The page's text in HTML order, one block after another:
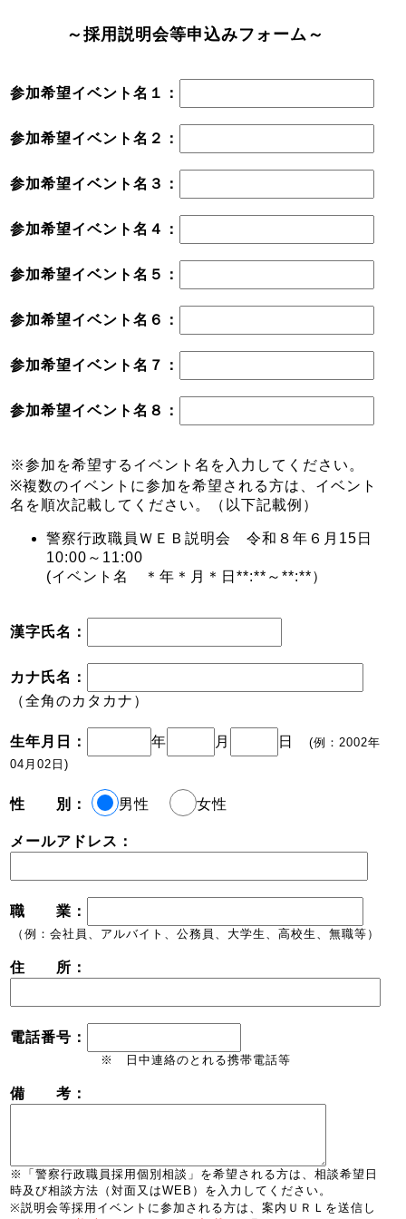
～採用説明会等申込みフォーム～
参加希望イベント名１：
参加希望イベント名２：
参加希望イベント名３：
参加希望イベント名４：
参加希望イベント名５：
参加希望イベント名６：
参加希望イベント名７：
参加希望イベント名８：
※参加を希望するイベント名を入力してください。
※複数のイベントに参加を希望される方は、イベント
名を順次記載してください。（以下記載例）
警察行政職員ＷＥＢ説明会 令和８年６月15日
10:00～11:00
(イベント名 ＊年＊月＊日**:**～**:**）
漢字氏名：
カナ氏名：
（全角のカタカナ）
生年月日： 年 月 日 (例：2002年
04月02日)
性 別： 男性 女性
メールアドレス：
職 業：
（例：会社員、アルバイト、公務員、大学生、高校生、無職等）
住 所：
電話番号：
※ 日中連絡のとれる携帯電話等
備 考：
※「警察行政職員採用個別相談」を希望される方は、相談希望日
時及び相談方法（対面又はWEB）を入力してください。
※説明会等採用イベントに参加される方は、案内ＵＲＬを送信し